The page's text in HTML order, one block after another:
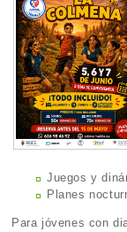
Juegos y
Planes
Para jóvenes con